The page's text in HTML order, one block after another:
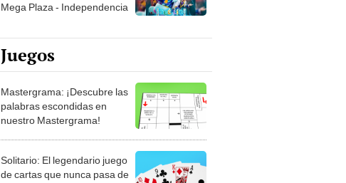
Mega Plaza - Independencia
Juegos
Mastergrama: ¡Descubre las
palabras escondidas en
nuestro Mastergrama!
Solitario: El legendario juego
de cartas que nunca pasa de